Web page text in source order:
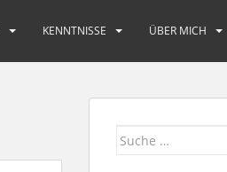
KENNTNISSE ÜBER MICH
Suche